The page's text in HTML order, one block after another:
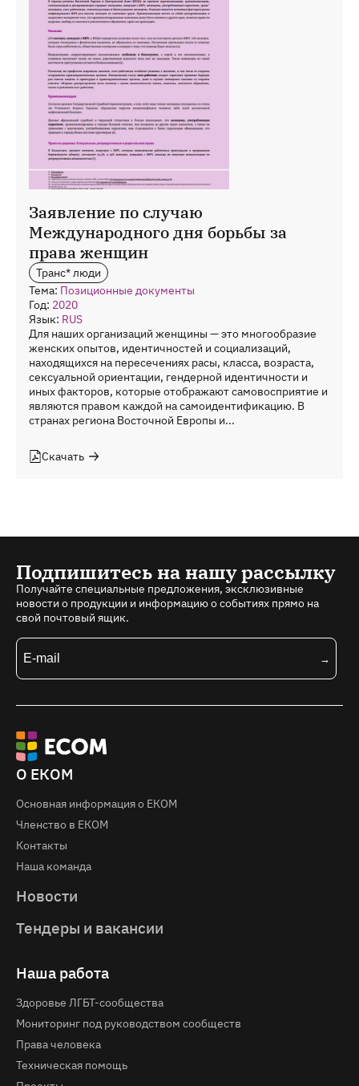
Заявление по случаю
Международного дня борьбы за
права женщин
Транс* люди
Тема: Позиционные документы
Год: 2020
Язык: RUS
Для наших организаций женщины — это многообразие
женских опытов, идентичностей и социализаций,
находящихся на пересечениях расы, класса, возраста,
сексуальной ориентации, гендерной идентичности и
иных факторов, которые отображают самовосприятие и
являются правом каждой на самоидентификацию. В
странах региона Восточной Европы и...
Скачать
Подпишитесь на нашу рассылку
Получайте специальные предложения, эксклюзивные
новости о продукции и информацию о событиях прямо на
свой почтовый ящик.
О ЕКОМ
Основная информация о EКOM
Членство в ЕКОМ
Контакты
Наша команда
Новости
Тендеры и вакансии
Наша работа
Здоровье ЛГБТ-сообщества
Мониторинг под руководством сообществ
Права человека
Техническая помощь